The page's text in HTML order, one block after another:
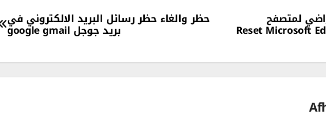
حظر والغاء حظر رسائل البريد الالكتروني في
بريد جوجل google gmail
لمتصفح